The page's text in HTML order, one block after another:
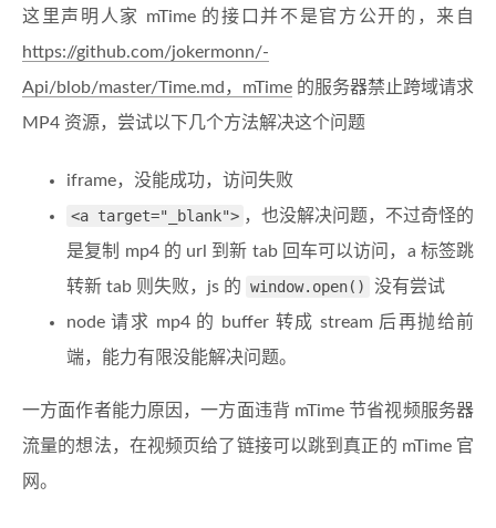
这里声明人家 mTime 的接口并不是官方公开的，来自
https://github.com/jokermonn/-
Api/blob/master/Time.md，mTime 的服务器禁止跨域请求
MP4 资源，尝试以下几个方法解决这个问题
iframe，没能成功，访问失败
<a target="_blank"> ，也没解决问题，不过奇怪的
是复制 mp4 的 url 到新 tab 回车可以访问，a 标签跳
转新 tab 则失败，js 的 window.open()
没有尝试
node 请求 mp4 的 buffer 转成 stream 后再抛给前
端，能力有限没能解决问题。
一方面作者能力原因，一方面违背 mTime 节省视频服务器
流量的想法，在视频页给了链接可以跳到真正的 mTime 官
网。